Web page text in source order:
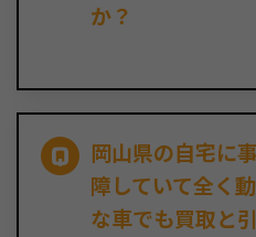
か？
岡山県の自宅に
障していて全く
な車でも買取と